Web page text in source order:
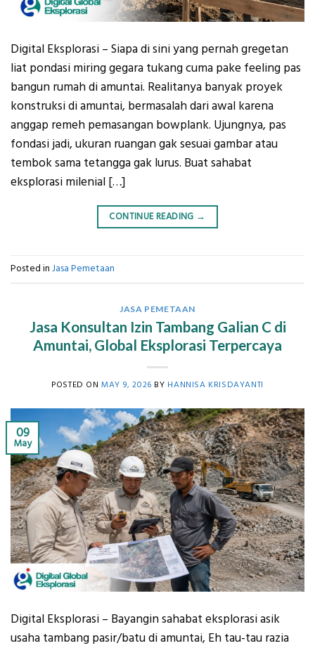
Digital Eksplorasi – Siapa di sini yang pernah gregetan
liat pondasi miring gegara tukang cuma pake feeling pas
bangun rumah di amuntai. Realitanya banyak proyek
konstruksi di amuntai, bermasalah dari awal karena
anggap remeh pemasangan bowplank. Ujungnya, pas
fondasi jadi, ukuran ruangan gak sesuai gambar atau
tembok sama tetangga gak lurus. Buat sahabat
eksplorasi milenial […]
CONTINUE READING →
Posted in Jasa Pemetaan
JASA PEMETAAN
Jasa Konsultan Izin Tambang Galian C di
Amuntai, Global Eksplorasi Terpercaya
POSTED ONMAY 9, 2026 BY HANNISA KRISDAYANTI
09
May
Digital Eksplorasi – Bayangin sahabat eksplorasi asik
usaha tambang pasir/batu di amuntai, Eh tau-tau razia